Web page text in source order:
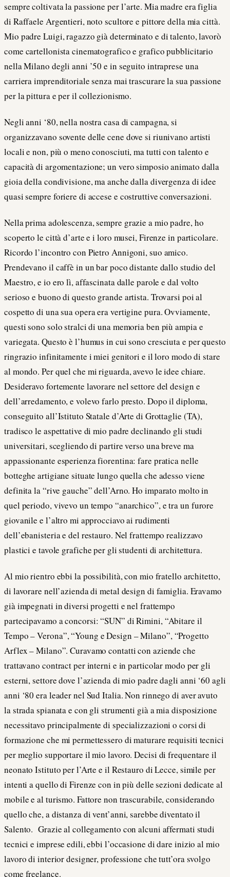
sempre coltivata la passione per l’arte. Mia madre era figlia
di Raffaele Argentieri, noto scultore e pittore della mia città.
Mio padre Luigi, ragazzo già determinato e di talento, lavorò
come cartellonista cinematografico e grafico pubblicitario
nella Milano degli anni ’50 e in seguito intraprese una
carriera imprenditoriale senza mai trascurare la sua passione
per la pittura e per il collezionismo.
Negli anni ‘80, nella nostra casa di campagna, si
organizzavano sovente delle cene dove si riunivano artisti
locali e non, più o meno conosciuti, ma tutti con talento e
capacità di argomentazione; un vero simposio animato dalla
gioia della condivisione, ma anche dalla divergenza di idee
quasi sempre foriere di accese e costruttive conversazioni.
Nella prima adolescenza, sempre grazie a mio padre, ho
scoperto le città d’arte e i loro musei, Firenze in particolare.
Ricordo l’incontro con Pietro Annigoni, suo amico.
Prendevano il caffè in un bar poco distante dallo studio del
Maestro, e io ero lì, affascinata dalle parole e dal volto
serioso e buono di questo grande artista. Trovarsi poi al
cospetto di una sua opera era vertigine pura. Ovviamente,
questi sono solo stralci di una memoria ben più ampia e
variegata. Questo è l’humus in cui sono cresciuta e per questo
ringrazio infinitamente i miei genitori e il loro modo di stare
al mondo. Per quel che mi riguarda, avevo le idee chiare.
Desideravo fortemente lavorare nel settore del design e
dell’arredamento, e volevo farlo presto. Dopo il diploma,
conseguito all’Istituto Statale d’Arte di Grottaglie (TA),
tradisco le aspettative di mio padre declinando gli studi
universitari, scegliendo di partire verso una breve ma
appassionante esperienza fiorentina: fare pratica nelle
botteghe artigiane situate lungo quella che adesso viene
definita la “rive gauche” dell’Arno. Ho imparato molto in
quel periodo, vivevo un tempo “anarchico”, e tra un furore
giovanile e l’altro mi approcciavo ai rudimenti
dell’ebanisteria e del restauro. Nel frattempo realizzavo
plastici e tavole grafiche per gli studenti di architettura.
Al mio rientro ebbi la possibilità, con mio fratello architetto,
di lavorare nell’azienda di metal design di famiglia. Eravamo
già impegnati in diversi progetti e nel frattempo
partecipavamo a concorsi: “SUN” di Rimini, “Abitare il
Tempo – Verona”, “Young e Design – Milano”, “Progetto
Arflex – Milano”. Curavamo contatti con aziende che
trattavano contract per interni e in particolar modo per gli
esterni, settore dove l’azienda di mio padre dagli anni ‘60 agli
anni ‘80 era leader nel Sud Italia. Non rinnego di aver avuto
la strada spianata e con gli strumenti già a mia disposizione
necessitavo principalmente di specializzazioni o corsi di
formazione che mi permettessero di maturare requisiti tecnici
per meglio supportare il mio lavoro. Decisi di frequentare il
neonato Istituto per l’Arte e il Restauro di Lecce, simile per
intenti a quello di Firenze con in più delle sezioni dedicate al
mobile e al turismo. Fattore non trascurabile, considerando
quello che, a distanza di vent’anni, sarebbe diventato il
Salento. Grazie al collegamento con alcuni affermati studi
tecnici e imprese edili, ebbi l’occasione di dare inizio al mio
lavoro di interior designer, professione che tutt’ora svolgo
come freelance.